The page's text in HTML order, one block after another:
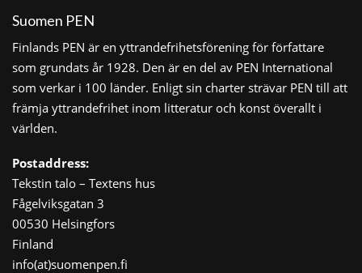
Suomen PEN
Finlands PEN är en yttrandefrihetsförening för författare
som grundats år 1928. Den är en del av PEN International
som verkar i 100 länder. Enligt sin charter strävar PEN till att
främja yttrandefrihet inom litteratur och konst överallt i
världen.
Postaddress:
Tekstin talo – Textens hus
Fågelviksgatan 3
00530 Helsingfors
Finland
info(at)suomenpen.fi